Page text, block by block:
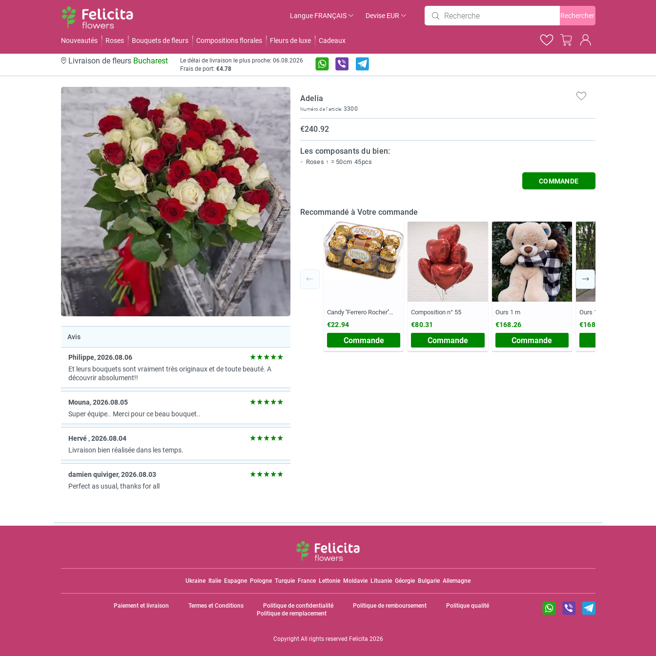
Langue FRANÇAIS Devise EUR Rechercher
Nouveautés Roses Bouquets de fleurs Compositions florales Fleurs de luxe Cadeaux
Livraison de fleurs Bucharest
Le délai de livraison le plus proche: 06.08.2026
Frais de port: €4.78
Avis
Рhilippe, 2026.08.06
Et leurs bouquets sont vraiment très originaux et de toute beauté. A
découvrir absolument!!
Mouna, 2026.08.05
Super équipe.. Merci pour ce beau bouquet..
Hervé , 2026.08.04
Livraison bien réalisée dans les temps.
damien quiviger, 2026.08.03
Perfect as usual, thanks for all
Adelia
Numéro de l'article: 3300
€240.92
Les composants du bien:
Roses ↑ = 50cm 45pcs
COMMANDE
Recommandé à Votre commande
Candy ''Ferrero Rocher''
€22.94
Commande
Composition n° 55
€80.31
Commande
Ours 1 m
€168.26
Commande
Ours 1 m
€168.26
Ukraine Italie Espagne Pologne Turquie France Lettonie Moldavie Lituanie Géorgie Bulgarie Allemagne
Paiement et livraison Termes et Conditions Politique de confidentialité Politique de remboursement
Politique qualité
Politique de remplacement
Copyright All rights reserved Felicita 2026